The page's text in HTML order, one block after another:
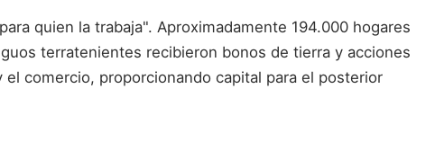
quien la trabaja". Aproximadamente 194.000 hogares
terratenientes recibieron bonos de tierra y acciones
comercio, proporcionando capital para el posterior